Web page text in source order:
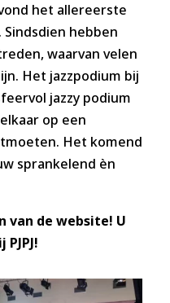
het allereerste
Sindsdien hebben
waarvan velen
Het jazzpodium bij
jazzy podium
op een
Het komend
sprankelend èn
van de website! U